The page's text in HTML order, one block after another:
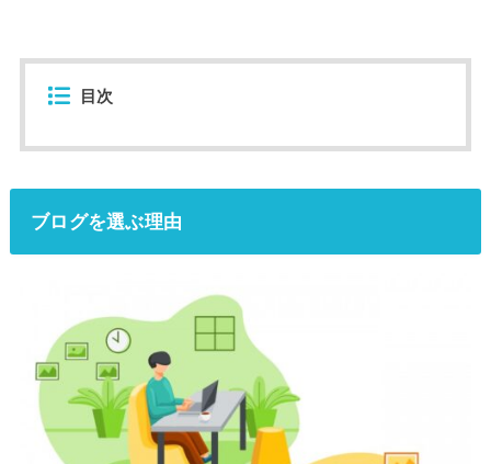
目次
ブログを選ぶ理由